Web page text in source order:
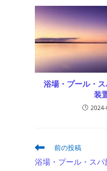
浴場・プール・
装
そ
の
他
前の投稿
浴場・プール・ス